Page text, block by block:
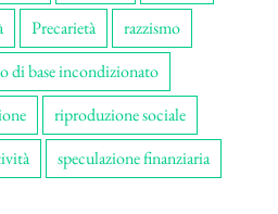
Precarietà
razzismo
di base incondizionato
riproduzione sociale
speculazione finanziaria